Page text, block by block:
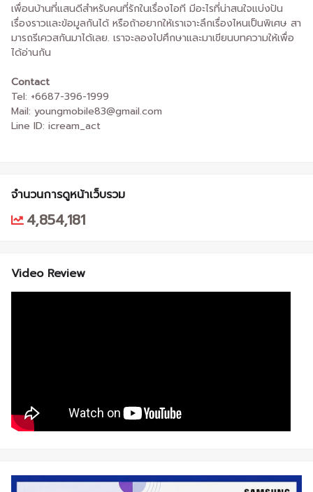
เพื่อนบ้านที่แสนดีสำหรับคนที่รักในเรื่องไอที มีอะไรที่น่าสนใจแบ่งปัน
เรื่องราวและข้อมูลกันได้ หรือถ้าอยากให้เราเจาะลึกเรื่องไหนเป็นพิเศษ สา
มารถรีเควสกันมาได้เลย. เราจะลองไปศึกษาและมาเขียนบทความให้เพื่อ
ได้อ่านกัน
Contact
Tel: +6687-396-1999
Mail: youngmobile83@gmail.com
Line ID: icream_act
จำนวนการดูหน้าเว็บรวม
4,854,181
Video Review